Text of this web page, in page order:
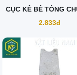
CỤC KÊ BÊ TÔNG
100MM
2.833đ